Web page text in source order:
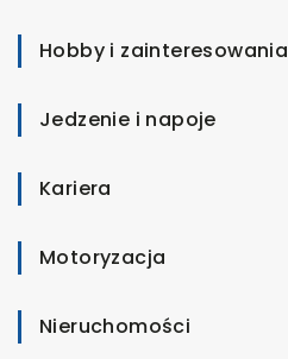
Hobby i zainteresowania
Jedzenie i napoje
Kariera
Motoryzacja
Nieruchomości